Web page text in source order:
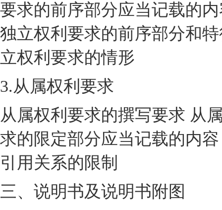
要求的前序部分应当记载的
独立权利要求的前序部分和
立权利要求的情形
3.从属权利要求
从属权利要求的撰写要求 从
求的限定部分应当记载的内
引用关系的限制
三、说明书及说明书附图